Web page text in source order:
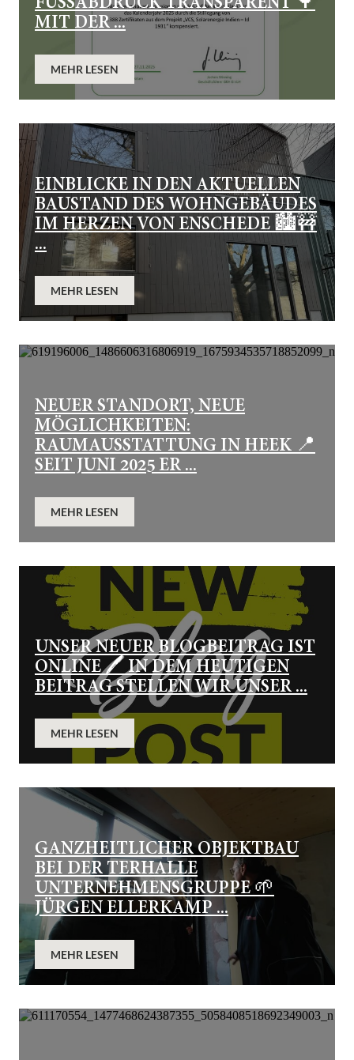
MIT DER ...
MEHR LESEN
EINBLICKE IN DEN AKTUELLEN
BAUSTAND DES WOHNGEBÄUDES
IM HERZEN VON ENSCHEDE 🏙️🚧
...
MEHR LESEN
NEUER STANDORT, NEUE
MÖGLICHKEITEN:
RAUMAUSSTATTUNG IN HEEK 📍
SEIT JUNI 2025 ER ...
MEHR LESEN
UNSER NEUER BLOGBEITRAG IST
ONLINE 🖊️ IN DEM HEUTIGEN
BEITRAG STELLEN WIR UNSER ...
MEHR LESEN
GANZHEITLICHER OBJEKTBAU
BEI DER TERHALLE
UNTERNEHMENSGRUPPE 🌱
JÜRGEN ELLERKAMP ...
MEHR LESEN